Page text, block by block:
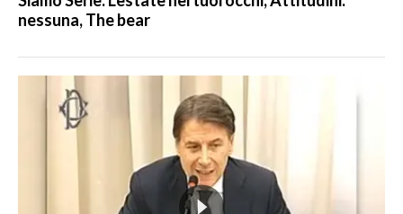
nessuna, The bear